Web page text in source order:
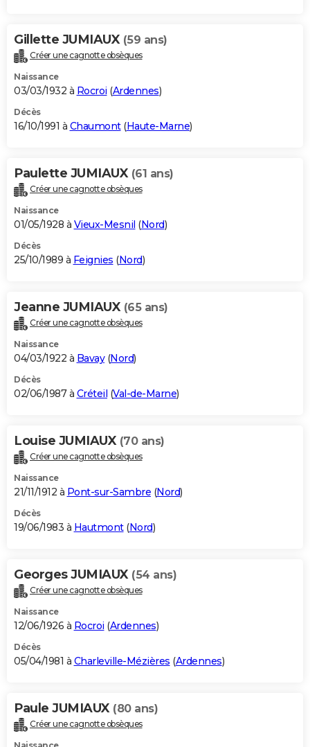
Gillette JUMIAUX (59 ans)
Créer une cagnotte obsèques
Naissance
03/03/1932 à Rocroi (Ardennes)
Décès
16/10/1991 à Chaumont(Haute-Marne)
Paulette JUMIAUX (61 ans)
Créer une cagnotte obsèques
Naissance
01/05/1928 à Vieux-Mesnil (Nord)
Décès
25/10/1989 à Feignies (Nord)
Jeanne JUMIAUX (65 ans)
Créer une cagnotte obsèques
Naissance
04/03/1922 à Bavay(Nord)
Décès
02/06/1987 à Créteil (Val-de-Marne)
Louise JUMIAUX (70 ans)
Créer une cagnotte obsèques
Naissance
21/11/1912 à Pont-sur-Sambre (Nord)
Décès
19/06/1983 à Hautmont(Nord)
Georges JUMIAUX (54 ans)
Créer une cagnotte obsèques
Naissance
12/06/1926 à Rocroi (Ardennes)
Décès
05/04/1981 à Charleville-Mézières (Ardennes)
Paule JUMIAUX (80 ans)
Créer une cagnotte obsèques